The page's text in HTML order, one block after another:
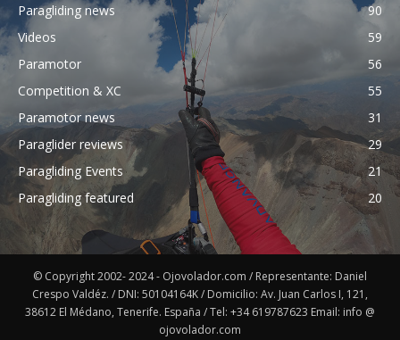
Paragliding news
90
Videos
59
Paramotor
56
Competition & XC
55
Paramotor news
31
Paraglider reviews
29
Paragliding Events
21
Paragliding featured
20
© Copyright 2002- 2024 - Ojovolador.com / Representante: Daniel
Crespo Valdéz. / DNI: 50104164K / Domicilio: Av. Juan Carlos I, 121,
38612 El Médano, Tenerife. España / Tel: +34 619787623 Email: info @
ojovolador.com